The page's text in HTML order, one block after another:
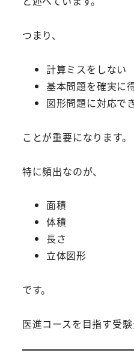
つまり、
計算ミスをしない
基本問題を確実に
図形問題に対応で
ことが重要になります。
特に頻出なのが、
面積
体積
長さ
立体図形
です。
医進コースを目指す受